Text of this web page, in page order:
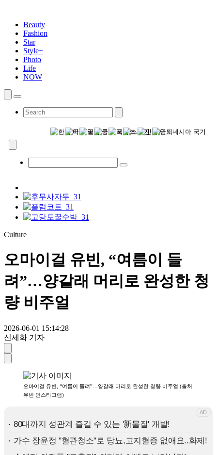
Beauty
Fashion
Star
Style+
Photo
Life
NOW
Culture
오마이걸 유빈, “여름이 들
려”…양갈래 머리로 완성한 청
량 비주얼
2026-06-01 15:14:28
신세화 기자
오마이걸 유빈, “여름이 들려”…양갈래 머리로 완성한 청량 비주얼 (출처:
유빈 인스타그램)